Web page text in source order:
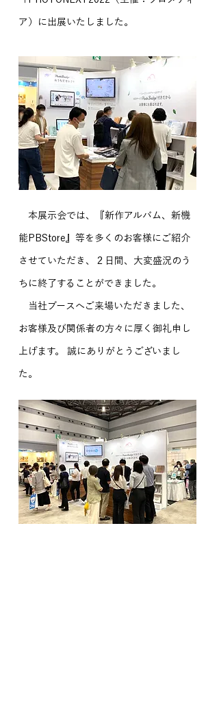
ア）に出展いたしました。
本展示会では、『新作アルバム、新機
能PBStore』等を多くのお客様にご紹介
させていただき、２日間、大変盛況のう
ちに終了することができました。
当社ブースへご来場いただきました、
お客様及び関係者の方々に厚く御礼申し
上げます。 誠にありがとうございまし
た。